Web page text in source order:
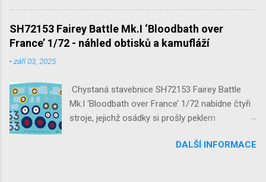
detailní odlitky této zbraně, v měřítku 1/35,
doplní leptané popruhy nábojových schránek.
SH72153 Fairey Battle Mk.I ‘Bloodbath over
France’ 1/72 - náhled obtisků a kamufláží
-září 03, 2025
Chystaná stavebnice SH72153 Fairey Battle
Mk.I ‘Bloodbath over France’ 1/72 nabídne čtyři
stroje, jejichž osádky si prošly peklem
DALŠÍ INFORMACE